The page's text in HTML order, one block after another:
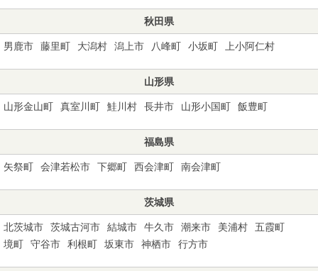
秋田県
男鹿市 藤里町 大潟村 潟上市 八峰町 小坂町 上小阿仁村
山形県
山形金山町 真室川町 鮭川村 長井市 山形小国町 飯豊町
福島県
矢祭町 会津若松市 下郷町 西会津町 南会津町
茨城県
北茨城市 茨城古河市 結城市 牛久市 潮来市 美浦村
五霞町
境町
守谷市 利根町 坂東市 神栖市 行方市